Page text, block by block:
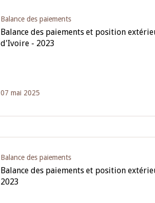
Balance des paiements
Balance des paiements et position
d'Ivoire - 2023
07 mai 2025
Balance des paiements
Balance des paiements et position
2023